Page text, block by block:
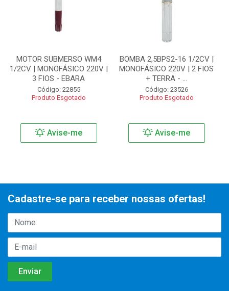
MOTOR SUBMERSO WM4
1/2CV | MONOFÁSICO 220V |
3 FIOS - EBARA
Código: 22855
Produto Esgotado
Avise-me
BOMBA 2,5BPS2-16 1/2CV |
MONOFÁSICO 220V | 2 FIOS
+ TERRA - ...
Código: 23526
Produto Esgotado
Avise-me
Cadastre-se para receber nossas ofertas!